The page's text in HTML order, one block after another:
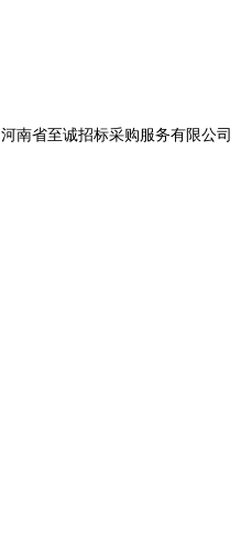
河南省至诚招标采购服务有限公司